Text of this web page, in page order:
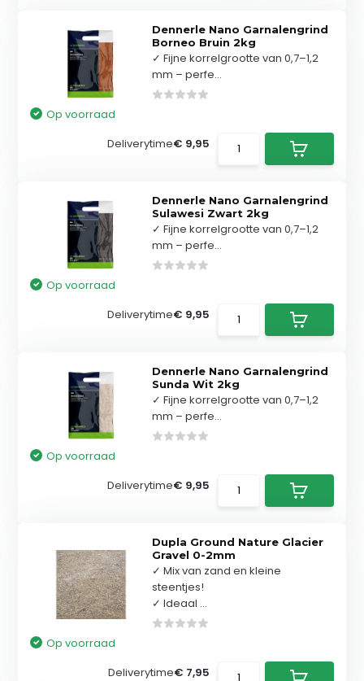
Dennerle Nano Garnalengrind
Borneo Bruin 2kg
✓ Fijne korrelgrootte van 0,7–1,2
mm – perfe...
Op voorraad
Deliverytime€ 9,95
Dennerle Nano Garnalengrind
Sulawesi Zwart 2kg
✓ Fijne korrelgrootte van 0,7–1,2
mm – perfe...
Op voorraad
Deliverytime€ 9,95
Dennerle Nano Garnalengrind
Sunda Wit 2kg
✓ Fijne korrelgrootte van 0,7–1,2
mm – perfe...
Op voorraad
Deliverytime€ 9,95
Dupla Ground Nature Glacier
Gravel 0-2mm
✓ Mix van zand en kleine
steentjes!
✓ Ideaal ...
Op voorraad
Deliverytime€ 7,95